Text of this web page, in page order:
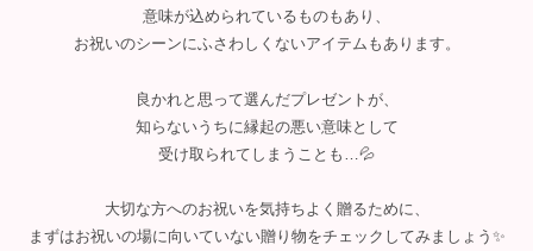
意味が込められているものもあり、
お祝いのシーンにふさわしくないアイテムもあります。
良かれと思って選んだプレゼントが、
知らないうちに縁起の悪い意味として
受け取られてしまうことも…💦
大切な方へのお祝いを気持ちよく贈るために、
まずはお祝いの場に向いていない贈り物をチェックしてみましょう✨